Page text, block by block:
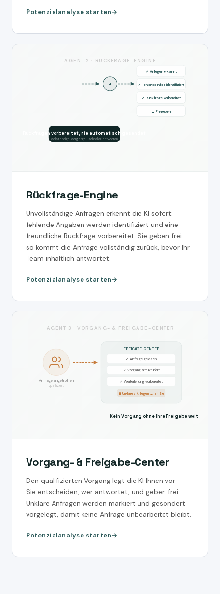
Potenzialanalyse starten
AGENT 2 · RÜCKFRAGE-ENGINE
KI
✓ Anliegen erkannt
✓ Fehlende Infos identifiziert
✓ Rückfrage vorbereitet
→ Freigeben
Rückfragen vorbereitet, nie automatisch gesendet
Vollständige Vorgänge · schneller antworten
Rückfrage-Engine
Unvollständige Anfragen erkennt die KI sofort:
fehlende Angaben werden identifiziert und eine
freundliche Rückfrage vorbereitet. Sie geben frei —
so kommt die Anfrage vollständig zurück, bevor Ihr
Team inhaltlich antwortet.
Potenzialanalyse starten
AGENT 3 · VORGANG- & FREIGABE-CENTER
Anfrage eingetroffen
qualifiziert
FREIGABE-CENTER
✓ Anfrage gelesen
✓ Vorgang strukturiert
✓ Weiterleitung vorbereitet
⏸ Unklares Anliegen → an Sie
Kein Vorgang ohne Ihre Freigabe
Vorgang- & Freigabe-Center
Den qualifizierten Vorgang legt die KI Ihnen vor —
Sie entscheiden, wer antwortet, und geben frei.
Unklare Anfragen werden markiert und gesondert
vorgelegt, damit keine Anfrage unbearbeitet bleibt.
Potenzialanalyse starten